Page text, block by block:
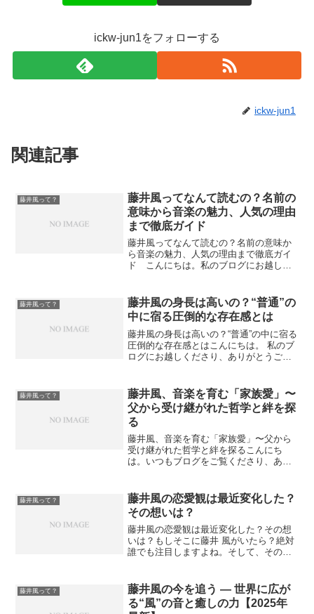
ickw-jun1をフォローする
ickw-jun1
関連記事
藤井風って？
藤井風ってなんて読むの？名前の
意味から音楽の魅力、人気の理由
まで徹底ガイド
藤井風ってなんて読むの？名前の意味か
ら音楽の魅力、人気の理由まで徹底ガイ
ド こんにちは。私のブログにお越しい
ぜ）について、その読み方や名前の意
味、音楽スタイル、そして多く...
藤井風って？
藤井風の身長は高いの？“普通”の
中に宿る圧倒的な存在感とは
藤井風の身長は高いの？“普通”の中に宿る
圧倒的な存在感とはこんにちは。 私のブ
ログにお越しくださり、ありがとうござ
て、風さんの魅力をあらためて見つめ直
してみたいと思いま...
藤井風って？
藤井風、音楽を育む「家族愛」〜
父から受け継がれた哲学と絆を探
る
藤井風、音楽を育む「家族愛」〜父から
受け継がれた哲学と絆を探るこんにち
は。いつもブログをご覧くださり、あり
たか？ あの放送後も感動が心に残り続
けています。さらに関連の特...
藤井風って？
藤井風の恋愛観は最近変化した？
その想いは？
藤井風の恋愛観は最近変化した？その想
いは？もしそこに藤井 風がいたら？絶対
誰でも注目しますよね。そして、その私
も、その作る音楽にも大きな魅力がある
藤井風さんですが、今回...
藤井風って？
藤井風の今を追う ― 世界に広が
る“風”の音と癒しの力【2025年